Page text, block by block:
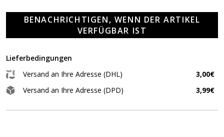
BENACHRICHTIGEN, WENN DER ARTIKEL
VERFÜGBAR IST
Lieferbedingungen
Versand an Ihre Adresse (DHL)
3,00€
Versand an Ihre Adresse (DPD)
3,99€